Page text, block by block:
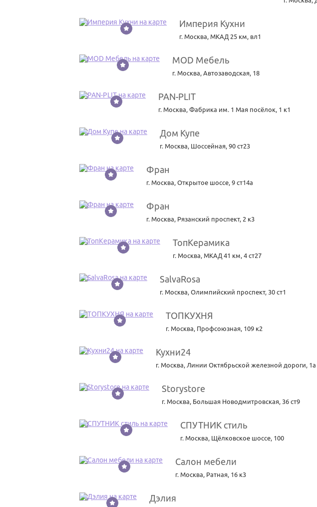
13 Империя Кухни
г. Москва, МКАД 25 км, вл1
14 MOD Мебель
г. Москва, Автозаводская, 18
15 PAN-PLIT
г. Москва, Фабрика им. 1 Мая посёлок, 1 к1
16 Дом Купе
г. Москва, Шоссейная, 90 ст23
17 Фран
г. Москва, Открытое шоссе, 9 ст14а
18 Фран
г. Москва, Рязанский проспект, 2 к3
19 ТопКерамика
г. Москва, МКАД 41 км, 4 ст27
20 SalvaRosa
г. Москва, Олимпийский проспект, 30 ст1
21 ТОПКУХНЯ
г. Москва, Профсоюзная, 109 к2
22 Кухни24
г. Москва, Линии Октябрьской железной дороги, 1а
23 Storystore
г. Москва, Большая Новодмитровская, 36 ст9
24 СПУТНИК стиль
г. Москва, Щёлковское шоссе, 100
25 Салон мебели
г. Москва, Ратная, 16 к3
26 Дэлия